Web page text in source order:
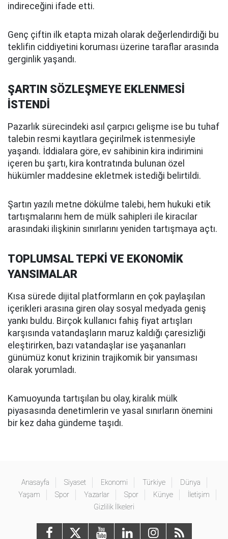
indireceğini ifade etti.
Genç çiftin ilk etapta mizah olarak değerlendirdiği bu
teklifin ciddiyetini koruması üzerine taraflar arasında
gerginlik yaşandı.
ŞARTIN SÖZLEŞMEYE EKLENMESİ
İSTENDİ
Pazarlık sürecindeki asıl çarpıcı gelişme ise bu tuhaf
talebin resmi kayıtlara geçirilmek istenmesiyle
yaşandı. İddialara göre, ev sahibinin kira indirimini
içeren bu şartı, kira kontratında bulunan özel
hükümler maddesine ekletmek istediği belirtildi.
Şartın yazılı metne dökülme talebi, hem hukuki etik
tartışmalarını hem de mülk sahipleri ile kiracılar
arasındaki ilişkinin sınırlarını yeniden tartışmaya açtı.
TOPLUMSAL TEPKİ VE EKONOMİK
YANSIMALAR
Kısa sürede dijital platformların en çok paylaşılan
içerikleri arasına giren olay sosyal medyada geniş
yankı buldu. Birçok kullanıcı fahiş fiyat artışları
karşısında vatandaşların maruz kaldığı çaresizliği
eleştirirken, bazı vatandaşlar ise yaşananları
günümüz konut krizinin trajikomik bir yansıması
olarak yorumladı.
Kamuoyunda tartışılan bu olay, kiralık mülk
piyasasında denetimlerin ve yasal sınırların önemini
bir kez daha gündeme taşıdı.
Anasayfa Siyaset Ekonomi Türkiye
Dünya
Yaşam
Spor Yazarlar Spor Künye
İletişim
Gizlilik İlkeleri